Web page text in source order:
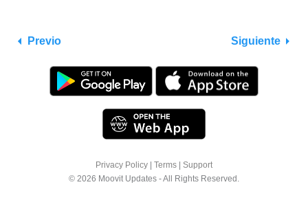
Previo Siguiente
Privacy Policy | Terms | Support
© 2026 Moovit Updates - All Rights Reserved.